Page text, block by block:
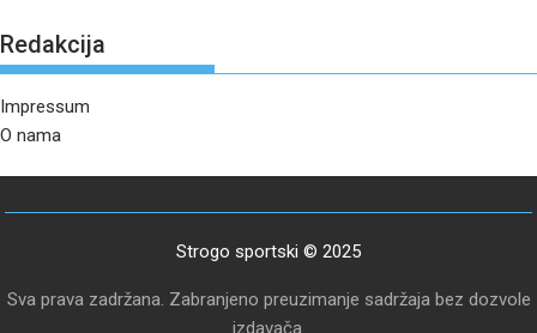
Redakcija
Impressum
O nama
Strogo sportski © 2025
Sva prava zadržana. Zabranjeno preuzimanje sadržaja bez dozvole
izdavača.